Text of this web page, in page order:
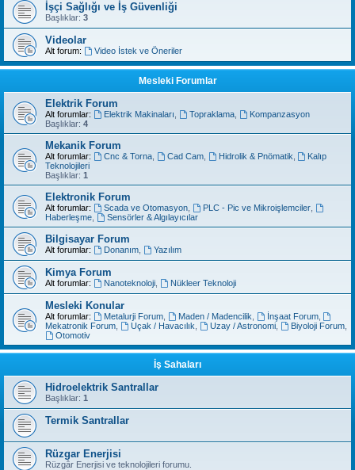
İşçi Sağlığı ve İş Güvenliği
Başlıklar: 3
Videolar
Alt forum: Video İstek ve Öneriler
Mesleki Forumlar
Elektrik Forum
Alt forumlar: Elektrik Makinaları Topraklama,
Kompanzasyon
Başlıklar: 4
Mekanik Forum
Alt forumlar: Cnc & Torna, Cad Cam, Hidrolik & Pnömatik
Kalıp
Teknolojileri
Başlıklar: 1
Elektronik Forum
Alt forumlar: Scada ve Otomasyon, PLC - Pic ve Mikroişlemciler,
Haberleşme
Sensörler & Algılayıcılar
Bilgisayar Forum
Alt forumlar: Donanım, Yazılım
Kimya Forum
Alt forumlar: Nanoteknoloji, Nükleer Teknoloji
Mesleki Konular
Alt forumlar: Metalurji Forum, Maden / Madencilik İnşaat Forum,
Mekatronik Forum
Uçak / Havacılık Uzay / Astronomi, Biyoloji Forum,
Otomotiv
İş Sahaları
Hidroelektrik Santrallar
Başlıklar: 1
Termik Santrallar
Rüzgar Enerjisi
Rüzgâr Enerjisi ve teknolojileri forumu.